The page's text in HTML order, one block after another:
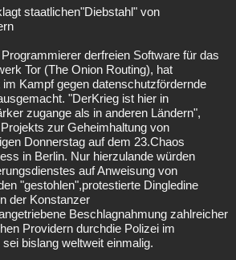
staatlichen"Diebstahl" von
derfreien Software für das
Tor (The Onion Routing), hat
Kampf gegen datenschutzfördernde
"DerKrieg ist hier in
zugange als in anderen Ländern",
zur Geheimhaltung von
Donnerstag auf dem 23.Chaos
in Berlin. Nur hierzulande würden
auf Anweisung von
"gestohlen",protestierte Dingledine
der Konstanzer
Beschlagnahmung zahlreicher
Providern durchdie Polizei im
bislang weltweit einmalig.